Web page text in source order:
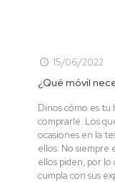
15/06/2022
¿Qué móvil
Dinos cómo es tu
comprarle. Los
ocasiones en la
ellos. No siempre
ellos piden, por
cumpla con sus